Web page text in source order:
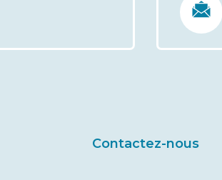
Contactez-nous